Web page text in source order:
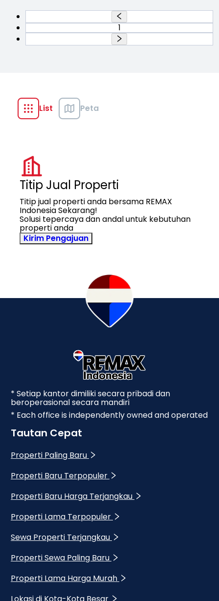
1
List Peta
Titip Jual Properti
Titip jual properti anda bersama REMAX
Indonesia Sekarang!
Solusi tepercaya dan andal untuk kebutuhan
properti anda
Kirim Pengajuan
* Setiap kantor dimiliki secara pribadi dan
beroperasional secara mandiri
* Each office is independently owned and operated
Tautan Cepat
Properti Paling Baru
Properti Baru Terpopuler
Properti Baru Harga Terjangkau
Properti Lama Terpopuler
Sewa Properti Terjangkau
Properti Sewa Paling Baru
Properti Lama Harga Murah